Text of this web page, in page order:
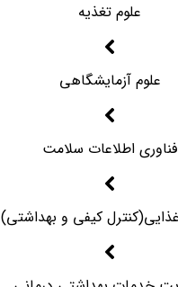
علوم تغذیه
علوم آزمایشگاهی
فناوری اطلاعات سلامت
کیفی و بهداشتی)